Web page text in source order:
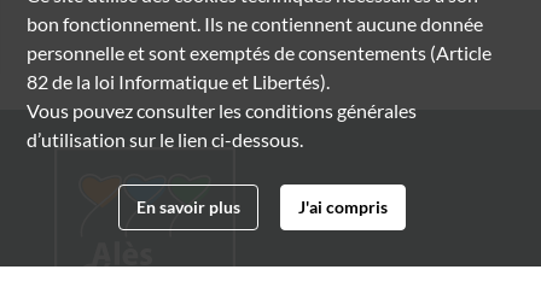
bon fonctionnement. Ils ne contiennent aucune donnée
personnelle et sont exemptés de consentements (Article
82 de la loi Informatique et Libertés).
Vous pouvez consulter les conditions générales
d’utilisation sur le lien ci-dessous.
En savoir plus J'ai compris